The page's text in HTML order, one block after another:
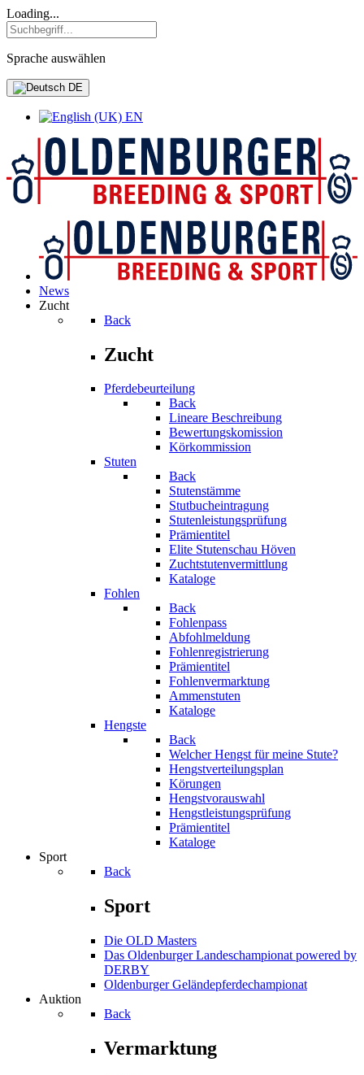
Loading...
Sprache auswählen
DE
EN
News
Zucht
Back
Zucht
Pferdebeurteilung
Back
Lineare Beschreibung
Bewertungskomission
Körkommission
Stuten
Back
Stutenstämme
Stutbucheintragung
Stutenleistungsprüfung
Prämientitel
Elite Stutenschau Höven
Zuchtstutenvermittlung
Kataloge
Fohlen
Back
Fohlenpass
Abfohlmeldung
Fohlenregistrierung
Prämientitel
Fohlenvermarktung
Ammenstuten
Kataloge
Hengste
Back
Welcher Hengst für meine Stute?
Hengstverteilungsplan
Körungen
Hengstvorauswahl
Hengstleistungsprüfung
Prämientitel
Kataloge
Sport
Back
Sport
Die OLD Masters
Das Oldenburger Landeschampionat powered by
DERBY
Oldenburger Geländepferde­championat
Auktion
Back
Vermarktung